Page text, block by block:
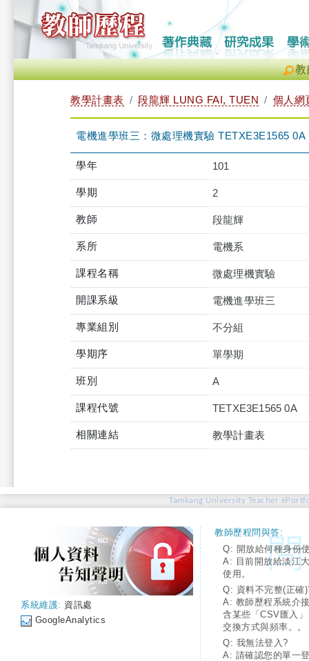
教
教學計畫表 段龍輝 LUNG FAI, TUEN 個人網
電機進學班三：微處理機實驗 TETXE3E1565 0A
學年 101
學期 2
教師 段龍輝
系所 電機系
課程名稱 微處理機實驗
開課系級 電機進學班三
專業組別 不分組
學期序 單學期
班別 A
課程代號 TETXE3E1565 0A
相關連結 教學計畫表
Tamkang University Teacher
系統維護: 資訊處
GoogleAnalytics
教師歷程問與答:
Q: 開放給何種身份
A: 目前開放給淡江
使用。
Q: 資料不完整(正確
A: 教師歷程系統介
含某些「CSV匯入
交換方式與頻率。。
Q: 我無法登入?
A: 請確認您的單一